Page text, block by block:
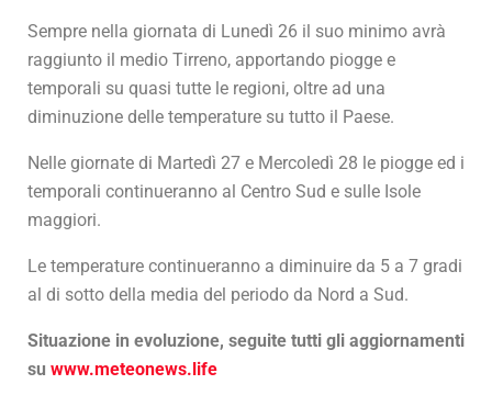
Sempre nella giornata di Lunedì 26 il suo minimo avrà
raggiunto il medio Tirreno, apportando piogge e
temporali su quasi tutte le regioni, oltre ad una
diminuzione delle temperature su tutto il Paese.
Nelle giornate di Martedì 27 e Mercoledì 28 le piogge ed i
temporali continueranno al Centro Sud e sulle Isole
maggiori.
Le temperature continueranno a diminuire da 5 a 7 gradi
al di sotto della media del periodo da Nord a Sud.
Situazione in evoluzione, seguite tutti gli aggiornamenti
su www.meteonews.life